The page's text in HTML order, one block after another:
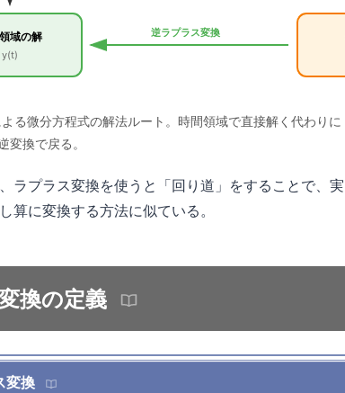
域の解
y(t)
逆ラプラス変換
る微分方程式の解法ルート。時間領域で直接解く代わり
変換で戻る。
ラプラス変換を使うと「回り道」をすることで、
算に変換する方法に似ている。
換の定義
変換